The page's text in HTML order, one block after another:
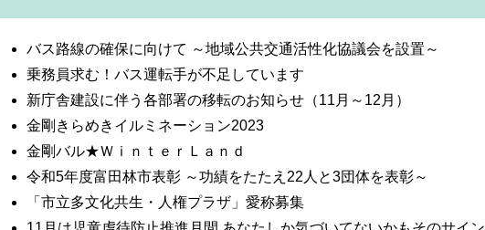
バス路線の確保に向けて ～地域公共交通活性化協議会を設置～
乗務員求む！バス運転手が不足しています
新庁舎建設に伴う各部署の移転のお知らせ（11月～12月）
金剛きらめきイルミネーション2023
金剛バル★ＷｉｎｔｅｒＬａｎｄ
令和5年度富田林市表彰 ～功績をたたえ22人と3団体を表彰～
「市立多文化共生・人権プラザ」愛称募集